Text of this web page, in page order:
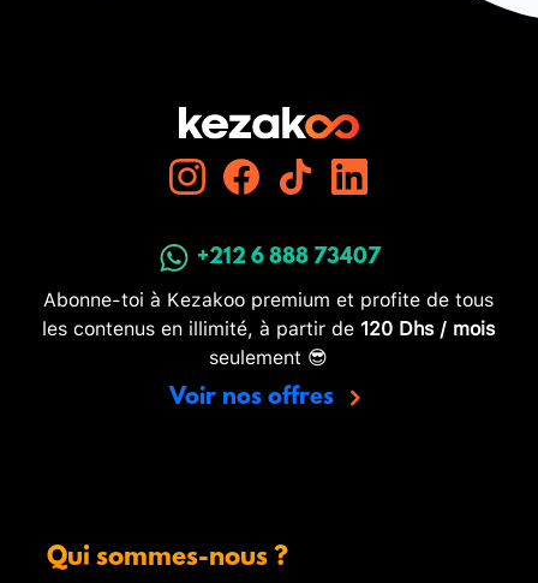
+212 6 888 73407
Abonne-toi à Kezakoo premium et profite de tous
les contenus en illimité, à partir de 120 Dhs / mois
seulement 😎
Voir nos offres
Qui sommes-nous ?